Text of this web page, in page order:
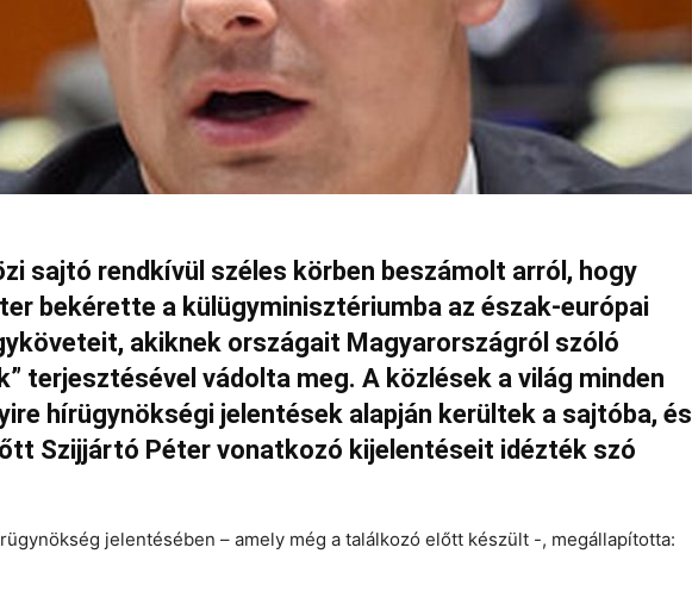
sajtó rendkívül széles körben beszámolt arról, hogy
bekérette a külügyminisztériumba az észak-európai
akiknek országait Magyarországról szóló
terjesztésével vádolta meg. A közlések a világ minden
hírügynökségi jelentések alapján kerültek a sajtóba, és
Szijjártó Péter vonatkozó kijelentéseit idézték szó
jelentésében – amely még a találkozó előtt készült -, megállapította: